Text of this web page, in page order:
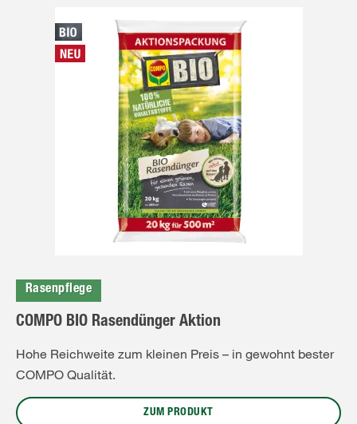
Rasenpflege
COMPO BIO Rasendünger Aktion
Hohe Reichweite zum kleinen Preis – in gewohnt bester
COMPO Qualität.
ZUM PRODUKT